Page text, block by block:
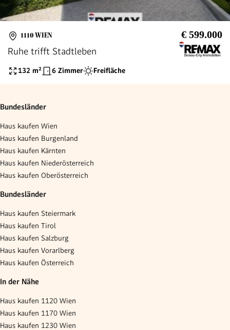
1110 WIEN € 599.000
Ruhe trifft Stadtleben
132 m² 6 Zimmer Freifläche
Bundesländer
Haus kaufen Wien
Haus kaufen Burgenland
Haus kaufen Kärnten
Haus kaufen Niederösterreich
Haus kaufen Oberösterreich
Bundesländer
Haus kaufen Steiermark
Haus kaufen Tirol
Haus kaufen Salzburg
Haus kaufen Vorarlberg
Haus kaufen Österreich
In der Nähe
Haus kaufen 1120 Wien
Haus kaufen 1170 Wien
Haus kaufen 1230 Wien